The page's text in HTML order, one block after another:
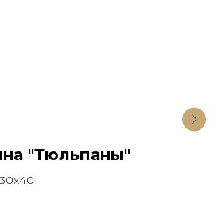
"Тюльпаны"